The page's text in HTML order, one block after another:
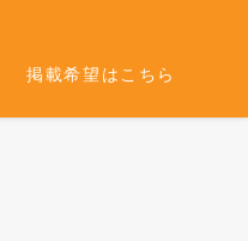
掲載希望はこちら